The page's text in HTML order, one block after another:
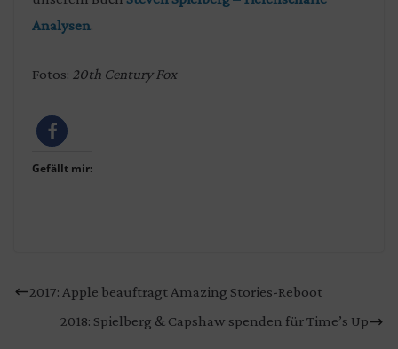
Analysen.
Fotos: 20th Century Fox
Gefällt mir:
2017: Apple beauftragt Amazing Stories-Reboot
2018: Spielberg & Capshaw spenden für Time’s Up